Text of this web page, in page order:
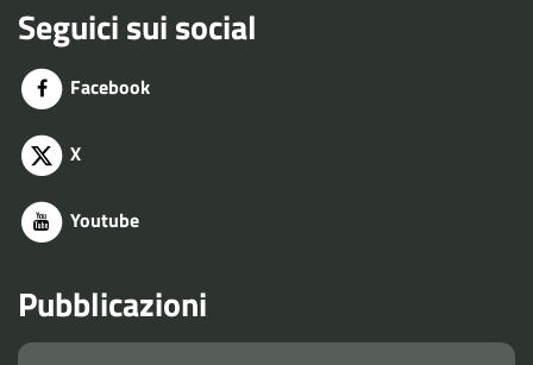
Seguici sui social
Facebook
X
Youtube
Pubblicazioni